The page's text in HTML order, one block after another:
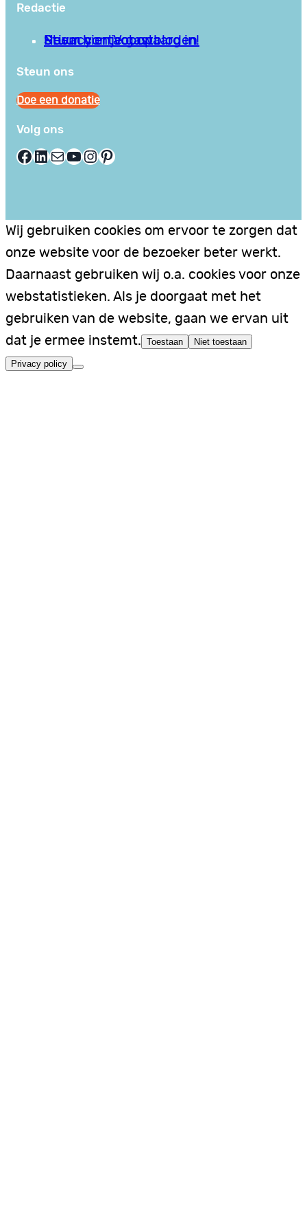
Redactie
Privacy en Voorwaarden
Stuur hier je gastblog in!
Neem contact op
Steun ons
Doe een donatie
Volg ons
Facebook LinkedIn E-mail YouTube InstagramPinterest
Wij gebruiken cookies om ervoor te zorgen dat
onze website voor de bezoeker beter werkt.
Daarnaast gebruiken wij o.a. cookies voor onze
webstatistieken. Als je doorgaat met het
gebruiken van de website, gaan we ervan uit
dat je ermee instemt. Toestaan Niet toestaan
Privacy policy